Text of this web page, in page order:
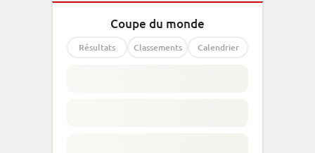
Coupe du monde
Résultats Classements Calendrier